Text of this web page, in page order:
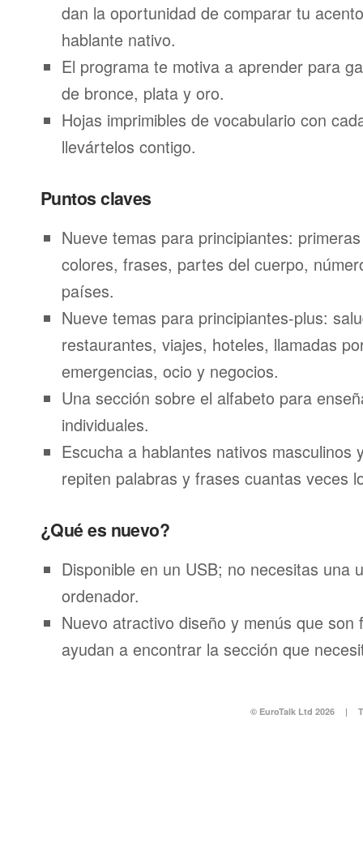
dan la oportunidad de comparar tu
hablante nativo.
El programa te motiva a aprender para
de bronce, plata y oro.
Hojas imprimibles de vocabulario con
llevártelos contigo.
Puntos claves
Nueve temas para principiantes:
colores, frases, partes del cuerpo,
países.
Nueve temas para principiantes-plus:
restaurantes, viajes, hoteles, llamadas
emergencias, ocio y negocios.
Una sección sobre el alfabeto para
individuales.
Escucha a hablantes nativos masculinos
repiten palabras y frases cuantas veces
¿Qué es nuevo?
Disponible en un USB; no necesitas una
ordenador.
Nuevo atractivo diseño y menús que son
ayudan a encontrar la sección que
© EuroTalk Ltd 2026 |